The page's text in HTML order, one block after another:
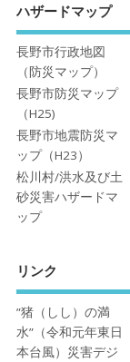
ハザードマップ
長野市行政地図
（防災マップ）
長野市防災マップ
（H25)
長野市地震防災マ
ップ（H23）
松川村/洪水及び土
砂災害ハザードマ
ップ
リンク
”猪（しし）の満
水”（令和元年東日
本台風）災害デジ